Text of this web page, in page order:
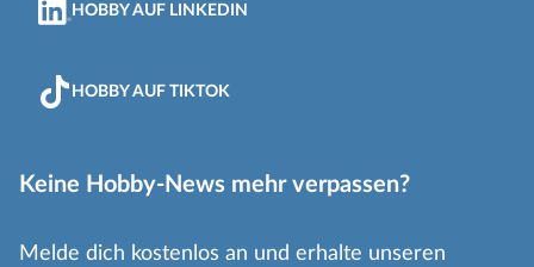
HOBBY AUF LINKEDIN
HOBBY AUF TIKTOK
Keine Hobby-News mehr verpassen?
Melde dich kostenlos an und erhalte unseren